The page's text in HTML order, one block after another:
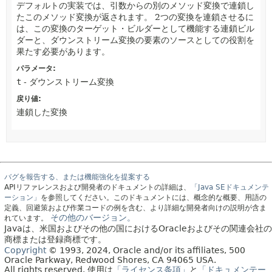
デフォルトの実装では、引数からの別のメソッド変換で連鎖し
たこのメソッド変換が返されます。
2つの変換を連鎖させるに
は、この変換のターゲット・ビルダーとして機能する連鎖ビル
ダーと、ダウンストリーム変換の要素のソースとしての役割を
果たす必要があります。
パラメータ:
t - ダウンストリーム変換
戻り値:
連鎖した変換
バグを報告する、または機能強化を提案する
APIリファレンスおよび開発者のドキュメントの詳細は、
「Java SEドキュメンテ
ーション」 を参照してください。このドキュメントには、概念的な概要、用語の
定義、回避策および作業コードの例を含む、より詳細な開発者向けの説明が含ま
れています。
その他のバージョン。
Javaは、米国およびその他の国におけるOracleおよびその関連会社の
商標または登録商標です。
Copyright© 1993, 2024, Oracle and/or its affiliates, 500
Oracle Parkway, Redwood Shores, CA 94065 USA.
All rights reserved. 使用は 「ライセンス条項」 と 「ドキュメンテー